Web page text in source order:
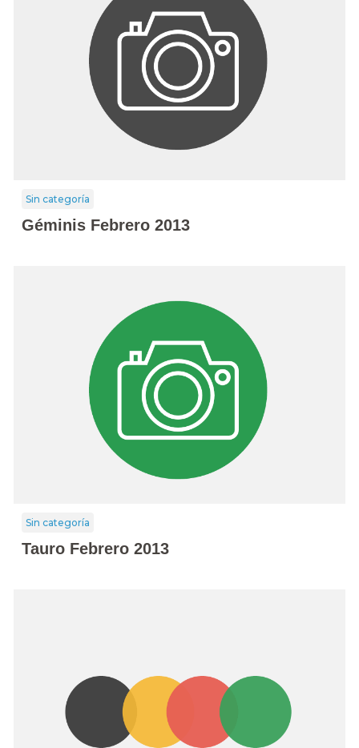
Sin categoría
Géminis Febrero 2013
Sin categoría
Tauro Febrero 2013